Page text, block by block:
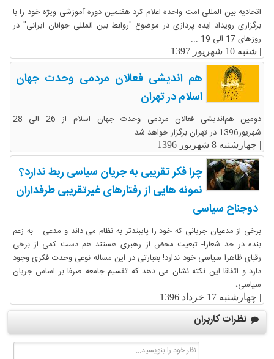
اتحادیه بین المللی امت واحده اعلام کرد هفتمین دوره آموزشی ویژه خود را با
برگزاری رویداد ایده پردازی در موضوع "روابط بین المللی جوانان ایرانی" در
روزهای 17 الی 19 ...
| شنبه 10 شهریور 1397
هم اندیشی فعالان مردمی وحدت جهان
اسلام در تهران
دومین هم‌اندیشی فعالان مردمی وحدت جهان اسلام از 26 الی 28
شهریور1396 در تهران برگزار خواهد شد.
| چهارشنبه 8 شهریور 1396
چرا فکر تقریبی به جریان سیاسی ربط ندارد؟
نمونه هایی از رفتارهای غیرتقریبی طرفداران
دوجناح سیاسی
برخی از مدعیان جریانی که خود را پایبندتر به نظام می داند و مدعی – به زعم
بنده در حد شعار!- تبعیت محض از رهبری هستند هم دست کمی از برخی
رقبای ظاهرا سیاسی خود ندارد! بعبارتی در این مساله نوعی وحدت فکری وجود
دارد و اتفاقا این نکته نشان می دهد که تقسیم جامعه صرفا بر اساس جریان
سیاسی، ...
| چهارشنبه 17 خرداد 1396
نظرات کاربران